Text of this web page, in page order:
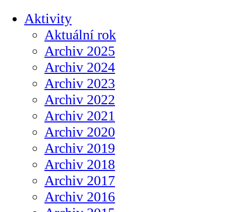
Aktivity
Aktuální rok
Archiv 2025
Archiv 2024
Archiv 2023
Archiv 2022
Archiv 2021
Archiv 2020
Archiv 2019
Archiv 2018
Archiv 2017
Archiv 2016